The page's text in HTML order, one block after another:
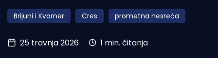
Obala
Otoci
Turizam i nautika
Brijuni i Kvarner Cres prometna nesreća
25 travnja 2026 1 min. čitanja